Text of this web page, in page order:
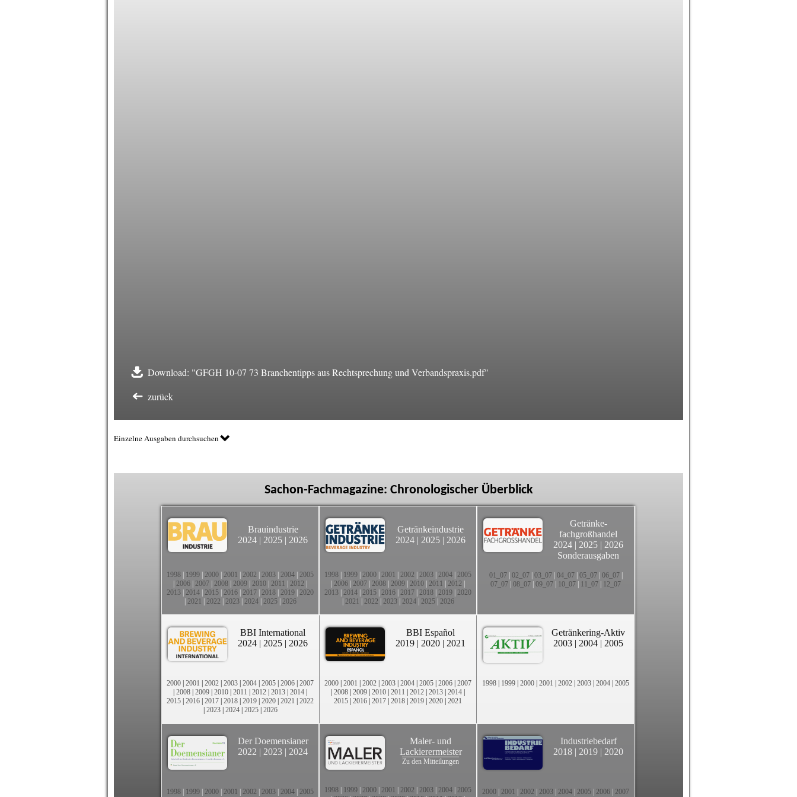
Download: "GFGH 10-07 73 Branchentipps aus Rechtsprechung und Verbandspraxis.pdf"
zurück
Einzelne Ausgaben durchsuchen
Sachon-Fachmagazine: Chronologischer Überblick
Brauindustrie
2024 | 2025 | 2026
1998 1999 2000 2001 2002 2003 2004 2005
2006 2007 2008 2009 2010 2011 2012
2013 2014 2015 2016 2017 2018 2019 2020
2021 2022 2023| 2024| 2025| 2026
Getränkeindustrie
2024 | 2025 | 2026
1998 1999 2000 2001 2002 2003 2004 2005
2006 2007 2008 2009 2010 2011 2012
2013 2014 2015 2016 2017 2018 2019 2020
2021 2022 2023| 2024| 2025| 2026
Getränke-
fachgroßhandel
2024 | 2025 | 2026
Sonderausgaben
01_07| 02_07| 03_07| 04_07| 05_07| 06_07|
07_07 08_07 09_07 10_07 11_07 12_07
BBI International
2024 | 2025 | 2026
2000 | 2001 | 2002 | 2003 | 2004 | 2005 | 2006 | 2007
| 2008 | 2009 | 2010 | 2011 | 2012 | 2013 | 2014 |
2015 | 2016 | 2017 | 2018 | 2019 | 2020 | 2021 | 2022
| 2023| 2024| 2025| 2026
BBI Español
2019 | 2020 | 2021
2000 | 2001 | 2002 | 2003 | 2004 | 2005 | 2006 | 2007
| 2008 | 2009 | 2010 | 2011 | 2012 | 2013 | 2014 |
2015 | 2016 | 2017 | 2018 | 2019 | 2020 | 2021
Getränkering-Aktiv
2003 | 2004 | 2005
1998 | 1999 | 2000 | 2001 | 2002 | 2003 | 2004 | 2005
Der Doemensianer
2022 | 2023 | 2024
1998 1999 2000 2001 2002 2003 2004 2005
Maler- und
Lackierermeister
Zu den Mitteilungen
1998 1999 2000 2001 2002 2003 2004 2005
Industriebedarf
2018 | 2019 | 2020
2000 2001 2002 2003 2004 2005 2006 2007